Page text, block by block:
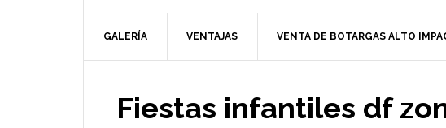
GALERÍA VENTAJAS VENTA DE BOTARGAS ALTO
Fiestas infantiles df